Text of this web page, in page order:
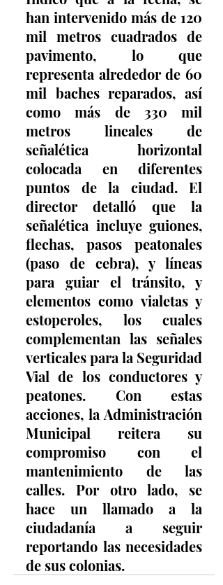
han intervenido más de 120
mil metros cuadrados de
pavimento, lo que
representa alrededor de 60
mil baches reparados, así
como más de 330 mil
metros lineales de
señalética horizontal
colocada en diferentes
puntos de la ciudad. El
director detalló que la
señalética incluye guiones,
flechas, pasos peatonales
(paso de cebra), y líneas
para guiar el tránsito, y
elementos como vialetas y
estoperoles, los cuales
complementan las señales
verticales para la Seguridad
Vial de los conductores y
peatones. Con estas
acciones, la Administración
Municipal reitera su
compromiso con el
mantenimiento de las
calles. Por otro lado, se
hace un llamado a la
ciudadanía a seguir
reportando las necesidades
de sus colonias.